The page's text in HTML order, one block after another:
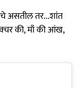
असतील तर...शांत
की, माँ की आंख,